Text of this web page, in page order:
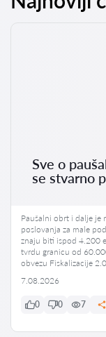
Sve o
se stvarno
Paušalni obrt i dalje
poslovanja za male
znaju biti ispod 4.200
tvrdu granicu od
obvezu Fiskalizacije
7.08.2026
0 0 7